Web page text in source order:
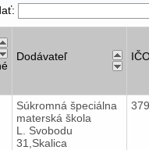
Dodávateľ
Súkromná špeciálna
materská škola
L. Svobodu
31,Skalica